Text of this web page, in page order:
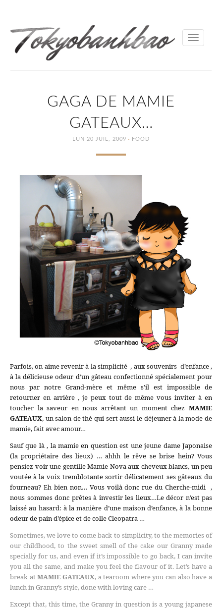
Toggle
GAGA DE MAMIE
GATEAUX…
LUN 20 JUIL, 2009 · FOOD
Parfois, on aime revenir à la simplicité , aux souvenirs d’enfance ,
à la délicieuse odeur d’un gâteau confectionné spécialement pour
nous par notre Grand-mère et même s’il est impossible de
retourner en arrière , je peux tout de même vous inviter à en
toucher la saveur en nous arrêtant un moment chez MAMIE
GATEAUX, un salon de thé qui sert aussi le déjeuner à la mode de
mamie, fait avec amour…
Sauf que là , la mamie en question est une jeune dame Japonaise
(la propriétaire des lieux) … ahhh le rêve se brise hein? Vous
pensiez voir une gentille Mamie Nova aux cheveux blancs, un peu
voutée à la voix tremblotante sortir délicatement ses gâteaux du
fourneau? Eh bien non… Vous voilà donc rue du Cherche-midi ,
nous sommes donc prêtes à investir les lieux…Le décor n’est pas
laissé au hasard: à la manière d’une maison d’enfance, à la bonne
odeur de pain d’épice et de colle Cleopatra …
Sometimes, we love to come back to simplicity, to the memories of
our childhood, to the sweet smell of the cake our Granny made
specially for us, and even if it’s impossible to go back, I can invite
you all the same, and make you feel the flavour of it. Let’s have a
break atMAMIE GATEAUX, a tearoom where you can also have a
lunch in Granny’s style, done with loving care …
Except that, this time, the Granny in question is a young japanese